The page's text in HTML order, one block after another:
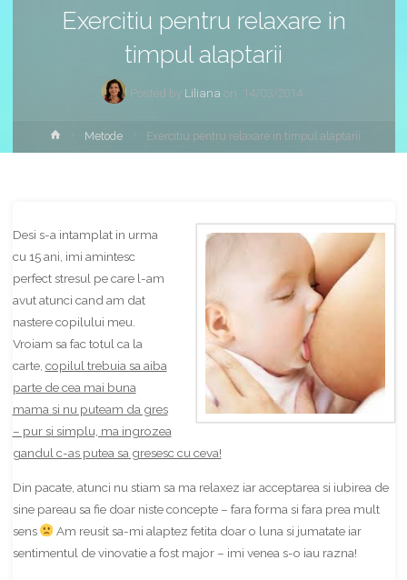
Exercitiu pentru relaxare in
timpul alaptarii
Posted by Liliana on 14/03/2014
HomeMetode Exercitiu pentru relaxare in timpul alaptarii
Desi s-a intamplat in urma
cu 15 ani, imi amintesc
perfect stresul pe care l-am
avut atunci cand am dat
nastere copilului meu.
Vroiam sa fac totul ca la
carte, copilul trebuia sa aiba
parte de cea mai buna
mama si nu puteam da gres
– pur si simplu, ma ingrozea
gandul c-as putea sa gresesc cu ceva!
Din pacate, atunci nu stiam sa ma relaxez iar acceptarea si iubirea de
sine pareau sa fie doar niste concepte – fara forma si fara prea mult
sens
Am reusit sa-mi alaptez fetita doar o luna si jumatate iar
sentimentul de vinovatie a fost major – imi venea s-o iau razna!